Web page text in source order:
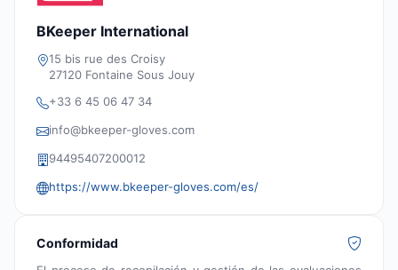
BKeeper International
15 bis rue des Croisy
27120 Fontaine Sous Jouy
+33 6 45 06 47 34
info@bkeeper-gloves.com
94495407200012
https://www.bkeeper-gloves.com/es/
Conformidad